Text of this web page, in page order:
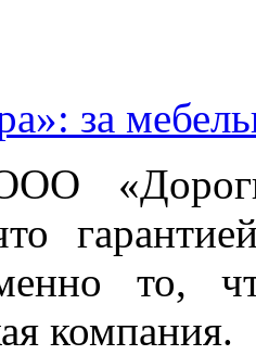
за
то,
компания.